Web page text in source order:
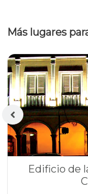
Más lugares
Edificio de